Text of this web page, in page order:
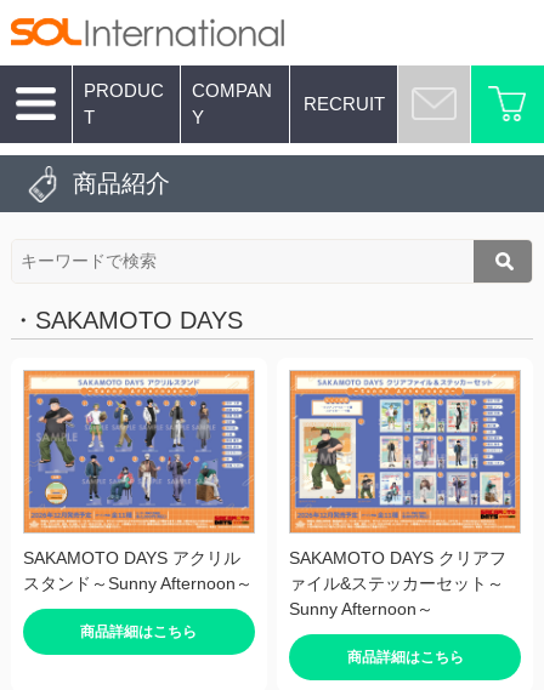
PRODUC
T
COMPAN
Y
RECRUIT
商品紹介
・SAKAMOTO DAYS
SAKAMOTO DAYS アクリル
スタンド～Sunny Afternoon～
商品詳細はこちら
SAKAMOTO DAYS クリアフ
ァイル&ステッカーセット～
Sunny Afternoon～
商品詳細はこちら